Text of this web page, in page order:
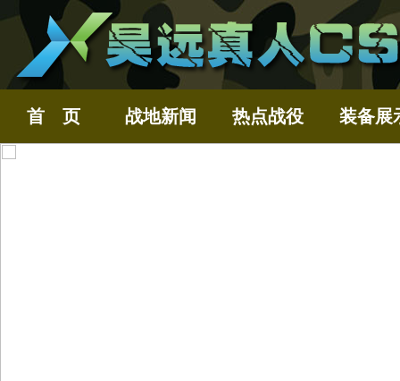
首 页 战地新闻 热点战役 装备展